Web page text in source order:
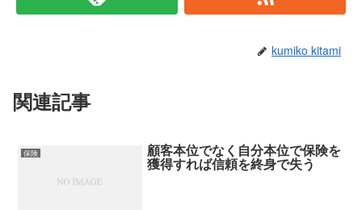
kumiko kitami
関連記事
保険 顧客本位でなく自分本位で保険を
獲得すれば信頼を終身で失う